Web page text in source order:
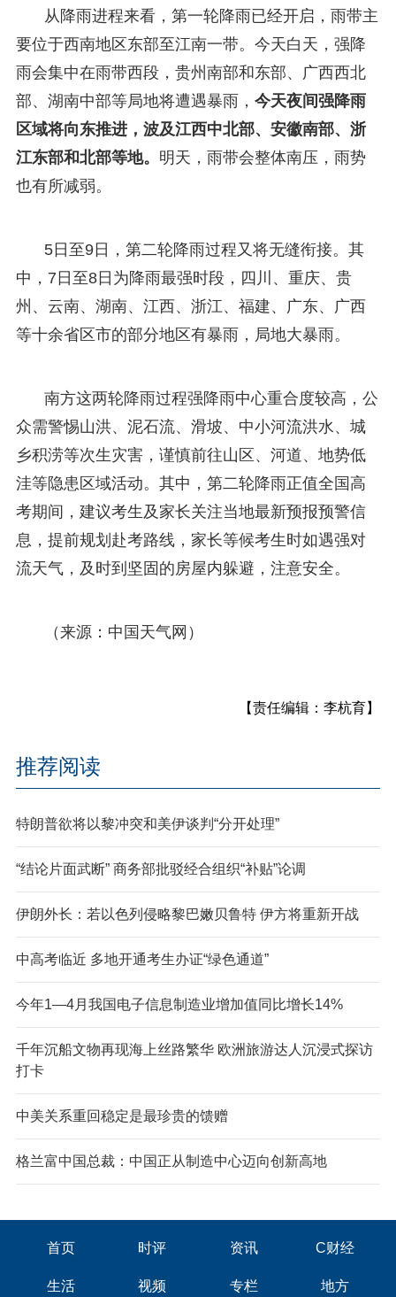
从降雨进程来看，第一轮降雨已经开启，雨带主
要位于西南地区东部至江南一带。今天白天，强降
雨会集中在雨带西段，贵州南部和东部、广西西北
部、湖南中部等局地将遭遇暴雨， 今天夜间强降雨
区域将向东推进，波及江西中北部、安徽南部、浙
江东部和北部等地。 明天，雨带会整体南压，雨势
也有所减弱。
5日至9日，第二轮降雨过程又将无缝衔接。其
中，7日至8日为降雨最强时段，四川、重庆、贵
州、云南、湖南、江西、浙江、福建、广东、广西
等十余省区市的部分地区有暴雨，局地大暴雨。
南方这两轮降雨过程强降雨中心重合度较高，公
众需警惕山洪、泥石流、滑坡、中小河流洪水、城
乡积涝等次生灾害，谨慎前往山区、河道、地势低
洼等隐患区域活动。其中，第二轮降雨正值全国高
考期间，建议考生及家长关注当地最新预报预警信
息，提前规划赴考路线，家长等候考生时如遇强对
流天气，及时到坚固的房屋内躲避，注意安全。
（来源：中国天气网）
【责任编辑：李杭育】
推荐阅读
特朗普欲将以黎冲突和美伊谈判“分开处理”
“结论片面武断” 商务部批驳经合组织“补贴”论调
伊朗外长：若以色列侵略黎巴嫩贝鲁特 伊方将重新开战
中高考临近 多地开通考生办证“绿色通道”
今年1—4月我国电子信息制造业增加值同比增长14%
千年沉船文物再现海上丝路繁华 欧洲旅游达人沉浸式探访
打卡
中美关系重回稳定是最珍贵的馈赠
格兰富中国总裁：中国正从制造中心迈向创新高地
首页 时评 资讯 C财经
生活 视频 专栏 地方